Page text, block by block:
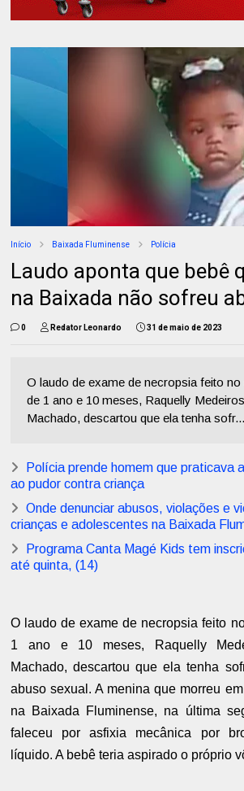
Início Baixada Fluminense Polícia
Laudo aponta que bebê
na Baixada não sofreu
0 Redator Leonardo 31 de maio de 2023
O laudo de exame de necropsia feito
de 1 ano e 10 meses, Raquelly
Machado, descartou que ela tenha sofr...
Polícia prende homem que praticava
ao pudor contra criança
Onde denunciar abusos, violações e
crianças e adolescentes na Baixada
Programa Canta Magé Kids tem
até quinta, (14)
O laudo de exame de necropsia feito
1 ano e 10 meses, Raquelly
Machado, descartou que ela tenha
abuso sexual. A menina que morreu
na Baixada Fluminense, na última
faleceu por asfixia mecânica por
líquido. A bebê teria aspirado o próprio